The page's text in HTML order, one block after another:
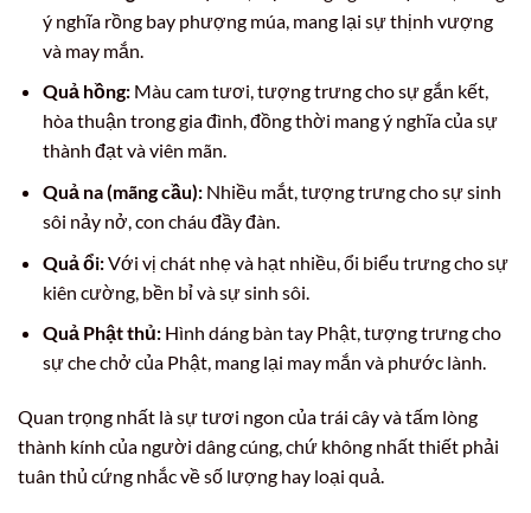
ý nghĩa rồng bay phượng múa, mang lại sự thịnh vượng
và may mắn.
Quả hồng:Màu cam tươi, tượng trưng cho sự gắn kết,
hòa thuận trong gia đình, đồng thời mang ý nghĩa của sự
thành đạt và viên mãn.
Quả na (mãng cầu):Nhiều mắt, tượng trưng cho sự sinh
sôi nảy nở, con cháu đầy đàn.
Quả ổi:Với vị chát nhẹ và hạt nhiều, ổi biểu trưng cho sự
kiên cường, bền bỉ và sự sinh sôi.
Quả Phật thủ:Hình dáng bàn tay Phật, tượng trưng cho
sự che chở của Phật, mang lại may mắn và phước lành.
Quan trọng nhất là sự tươi ngon của trái cây và tấm lòng
thành kính của người dâng cúng, chứ không nhất thiết phải
tuân thủ cứng nhắc về số lượng hay loại quả.